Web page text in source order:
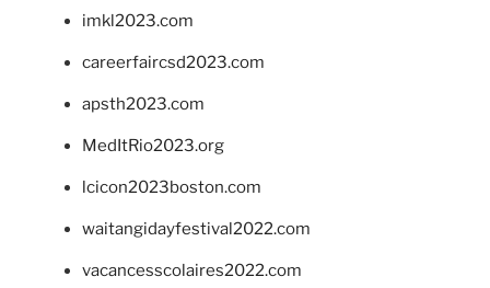
imkl2023.com
careerfaircsd2023.com
apsth2023.com
MedItRio2023.org
lcicon2023boston.com
waitangidayfestival2022.com
vacancesscolaires2022.com